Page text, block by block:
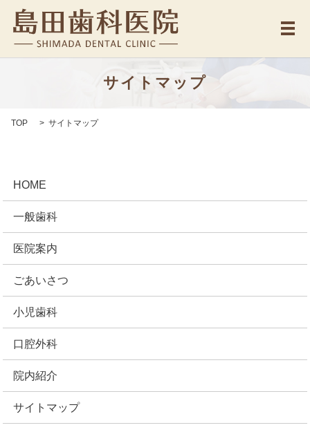
メ
サイトマップ
TOP サイトマップ
HOME
一般歯科
医院案内
ごあいさつ
小児歯科
口腔外科
院内紹介
サイトマップ